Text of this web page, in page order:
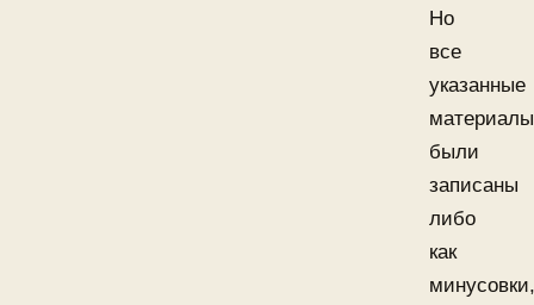
Но
все
указанные
материалы
были
записаны
либо
как
минусовки,